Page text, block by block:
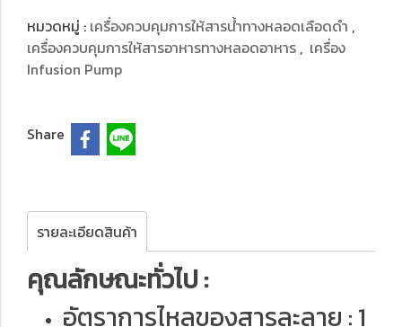
หมวดหมู่ : เครื่องควบคุมการให้สารน้ําทางหลอดเลือดดํา ,
เครื่องควบคุมการให้สารอาหารทางหลอดอาหาร , เครื่อง
Infusion Pump
Share
รายละเอียดสินค้า
คุณลักษณะทั่วไป :
อัตราการไหลของสารละลาย : 1